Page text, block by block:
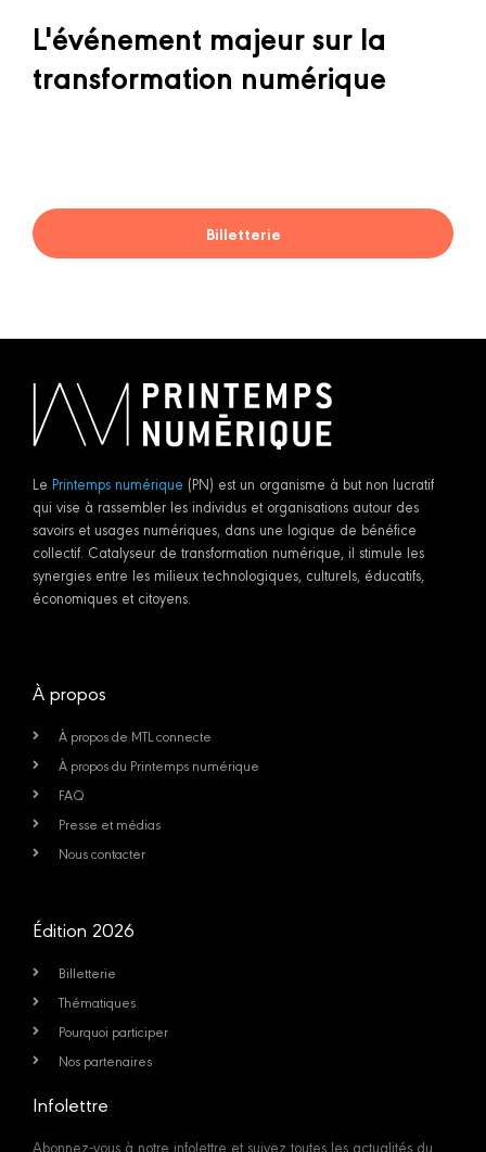
L'événement majeur sur la
transformation numérique
Billetterie
Le Printemps numérique (PN) est un organisme à but non lucratif
qui vise à rassembler les individus et organisations autour des
savoirs et usages numériques, dans une logique de bénéfice
collectif. Catalyseur de transformation numérique, il stimule les
synergies entre les milieux technologiques, culturels, éducatifs,
économiques et citoyens.
À propos
À propos de MTL connecte
À propos du Printemps numérique
FAQ
Presse et médias
Nous contacter
Édition 2026
Billetterie
Thématiques
Pourquoi participer
Nos partenaires
Infolettre
Abonnez-vous à notre infolettre et suivez toutes les actualités du